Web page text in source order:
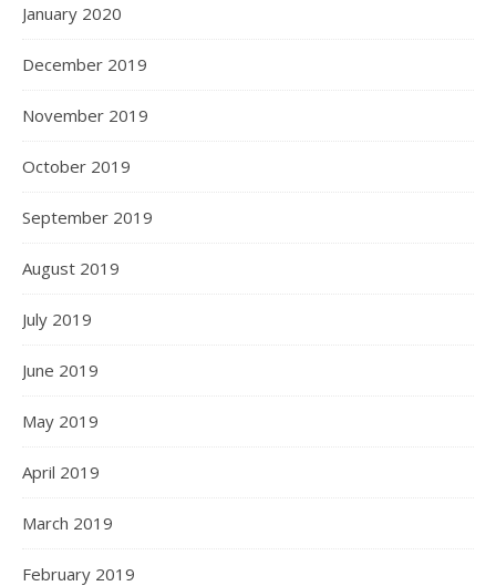
January 2020
December 2019
November 2019
October 2019
September 2019
August 2019
July 2019
June 2019
May 2019
April 2019
March 2019
February 2019